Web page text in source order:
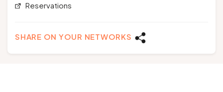
Reservations
SHARE ON YOUR NETWORKS